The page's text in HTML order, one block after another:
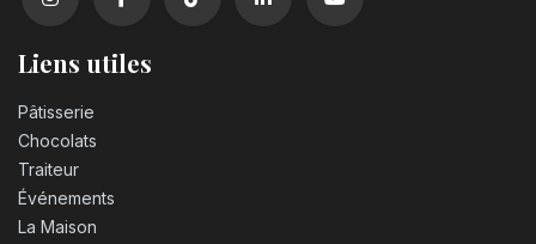
Liens utiles
Pâtisserie
Chocolats
Traiteur
Événements
La Maison